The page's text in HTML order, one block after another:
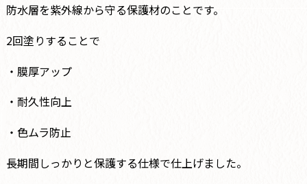
防水層を紫外線から守る保護材のことです。
2回塗りすることで
・膜厚アップ
・耐久性向上
・色ムラ防止
長期間しっかりと保護する仕様で仕上げました。